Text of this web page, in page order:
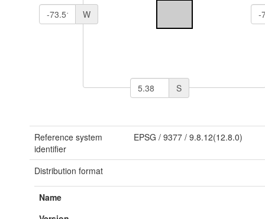
S
W
Reference system
identifier
EPSG / 9377/ 9.8.12(12.8.0)
Distribution format
Name